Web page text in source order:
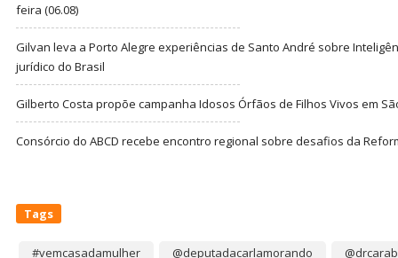
feira (06.08)
Gilvan leva a Porto Alegre experiências de Santo André sobre
jurídico do Brasil
Gilberto Costa propõe campanha Idosos Órfãos de Filhos Vivos em
Consórcio do ABCD recebe encontro regional sobre desafios da
Tags
#vemcasadamulher @deputadacarlamorando